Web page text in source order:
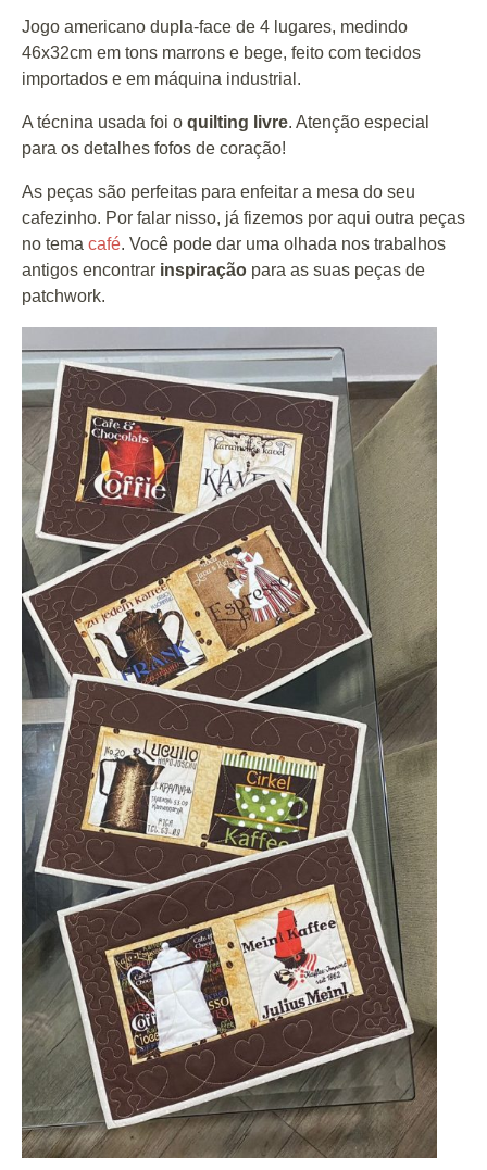
Jogo americano dupla-face de 4 lugares, medindo
46x32cm em tons marrons e bege, feito com tecidos
importados e em máquina industrial.
A técnina usada foi o quilting livre. Atenção especial
para os detalhes fofos de coração!
As peças são perfeitas para enfeitar a mesa do seu
cafezinho. Por falar nisso, já fizemos por aqui outra peças
no tema café. Você pode dar uma olhada nos trabalhos
antigos encontrar inspiração para as suas peças de
patchwork.